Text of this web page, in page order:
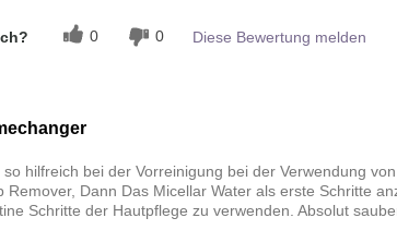
0 0 Diese Bewertung melden
hilfreich bei der Vorreinigung bei der Verwendung
Dann Das Micellar Water als erste Schritte
Schritte der Hautpflege zu verwenden. Absolut